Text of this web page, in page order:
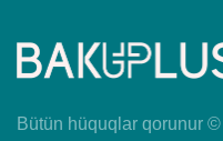
Bütün hüquqlar qorunur